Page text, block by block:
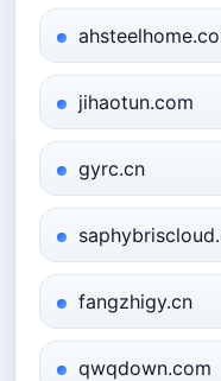
jihaotun.com
gyrc.cn
fangzhigy.cn
qwqdown.com